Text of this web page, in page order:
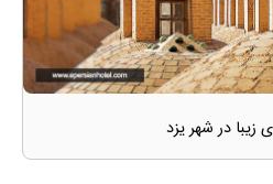
زیبا در شهر یزد